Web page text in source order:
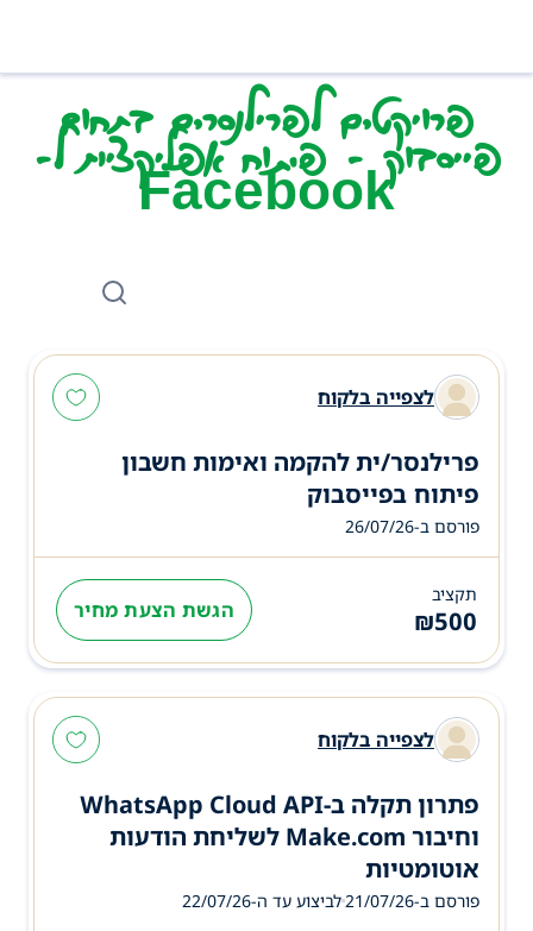
פרויקטים לפרילנסרים בתחום
פייסבוק - פיתוח אפליקציות ל-
Facebook
לצפייה בלקוח
פרילנסר/ית להקמה ואימות חשבון
פיתוח בפייסבוק
פורסם ב-26/07/26
תקציב
₪500 הגשת הצעת מחיר
לצפייה בלקוח
פתרון תקלה ב-WhatsApp Cloud API
וחיבור Make.com לשליחת הודעות
אוטומטיות
פורסם ב-21/07/26 לביצוע עד ה-22/07/26